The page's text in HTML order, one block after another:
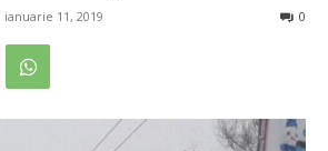
ianuarie 11, 2019 0